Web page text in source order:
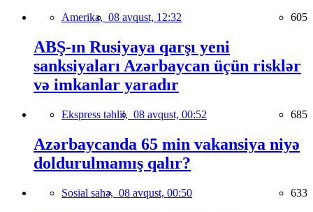
Amerika, 08 avqust, 12:32 605
ABŞ-ın Rusiyaya qarşı yeni
sanksiyaları Azərbaycan üçün risklər
və imkanlar yaradır
Ekspress təhlil, 08 avqust, 00:52 685
Azərbaycanda 65 min vakansiya niyə
doldurulmamış qalır?
Sosial sahə, 08 avqust, 00:50 633